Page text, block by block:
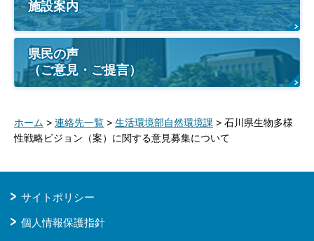
施設案内
県民の声
（ご意見・ご提言）
ホーム > 連絡先一覧 > 生活環境部自然環境課 > 石川県生物多様
性戦略ビジョン（案）に関する意見募集について
サイトポリシー
個人情報保護指針